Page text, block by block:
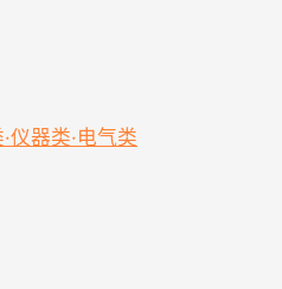
仪器类·电气类